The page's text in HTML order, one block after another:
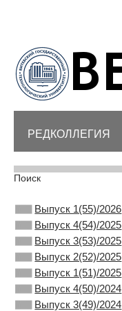
РЕДКОЛЛЕГИЯ
Поиск
Выпуск 1(55)/2026
Выпуск 4(54)/2025
Выпуск 3(53)/2025
Выпуск 2(52)/2025
Выпуск 1(51)/2025
Выпуск 4(50)/2024
Выпуск 3(49)/2024